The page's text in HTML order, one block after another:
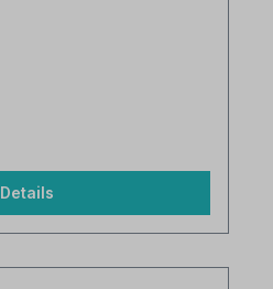
Details